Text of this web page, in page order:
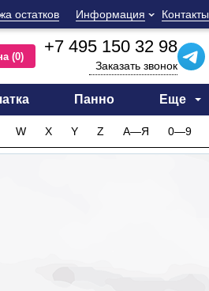
остатков Информация Контакты
(0)
+7 495 150 32 98
Заказать звонок
Панно Еще
W X Y Z А—Я 0—9